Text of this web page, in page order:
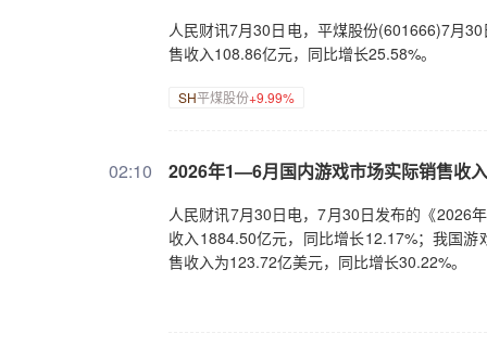
人民财讯7月30日电，平煤股份(601666)7月
售收入108.86亿元，同比增长25.58%。
SH平煤股份+9.99%
02:10 2026年1—6月国内游戏市场实际销售收
人民财讯7月30日电，7月30日发布的《
收入1884.50亿元，同比增长12.17%；我国
售收入为123.72亿美元，同比增长30.22%。